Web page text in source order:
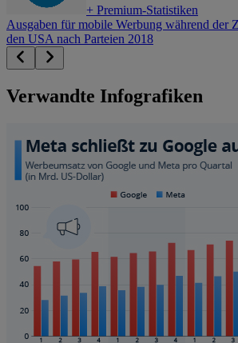
+ Premium-Statistiken
Ausgaben für mobile Werbung während der
den USA nach Parteien 2018
Verwandte Infografiken